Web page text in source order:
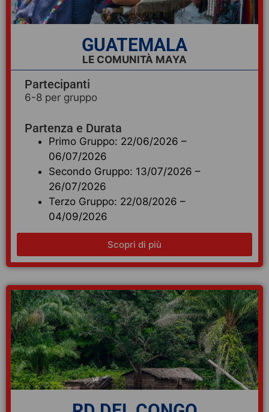
GUATEMALA
LE COMUNITÀ MAYA
Partecipanti
6-8 per gruppo
Partenza e Durata
Primo Gruppo: 22/06/2026 –
06/07/2026
Secondo Gruppo: 13/07/2026 –
26/07/2026
Terzo Gruppo: 22/08/2026 –
04/09/2026
Scopri di più